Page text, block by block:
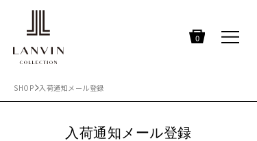
0
SHOP 入荷通知メール登録
入荷通知メール登録